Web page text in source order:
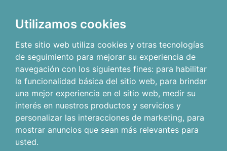
Utilizamos cookies
Este sitio web utiliza cookies y otras tecnologías
de seguimiento para mejorar su experiencia de
navegación con los siguientes fines: para habilitar
la funcionalidad básica del sitio web, para brindar
una mejor experiencia en el sitio web, medir su
interés en nuestros productos y servicios y
personalizar las interacciones de marketing, para
mostrar anuncios que sean más relevantes para
usted.